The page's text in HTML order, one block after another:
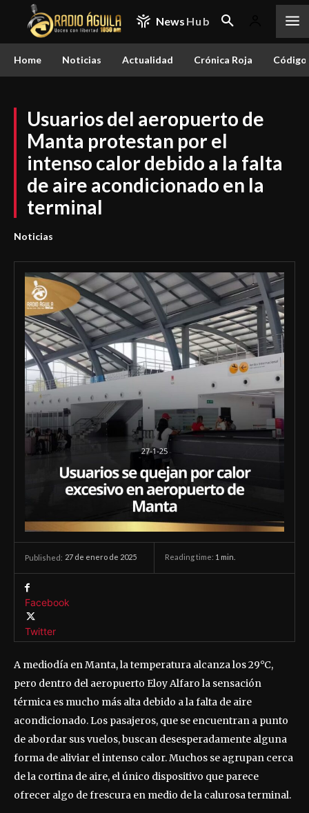
News Hub
Home Noticias Actualidad Crónica Roja
Usuarios del aeropuerto de
Manta protestan por el
intenso calor debido a la falta
de aire acondicionado en la
terminal
Noticias
Published: 27 de enero de 2025 Reading time: 1 min.
Facebook
Twitter
A mediodía en Manta, la temperatura alcanza los 29°C,
pero dentro del aeropuerto Eloy Alfaro la sensación
térmica es mucho más alta debido a la falta de aire
acondicionado. Los pasajeros, que se encuentran a punto
de abordar sus vuelos, buscan desesperadamente alguna
forma de aliviar el intenso calor. Muchos se agrupan cerca
de la cortina de aire, el único dispositivo que parece
ofrecer algo de frescura en medio de la calurosa terminal.